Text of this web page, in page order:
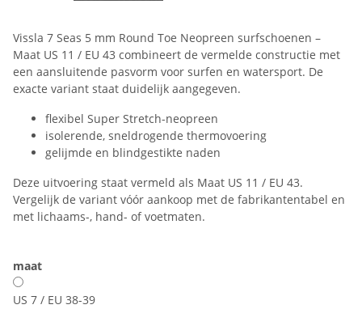
Vissla 7 Seas 5 mm Round Toe Neopreen surfschoenen –
Maat US 11 / EU 43 combineert de vermelde constructie met
een aansluitende pasvorm voor surfen en watersport. De
exacte variant staat duidelijk aangegeven.
flexibel Super Stretch-neopreen
isolerende, sneldrogende thermovoering
gelijmde en blindgestikte naden
Deze uitvoering staat vermeld als Maat US 11 / EU 43.
Vergelijk de variant vóór aankoop met de fabrikantentabel en
met lichaams-, hand- of voetmaten.
maat
US 7 / EU 38-39